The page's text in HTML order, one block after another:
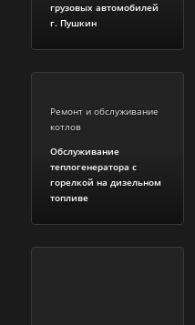
грузовых автомобилей
г. Пушкин
Ремонт и обслуживание
котлов
Обслуживание
теплогенератора с
горелкой на дизельном
топливе